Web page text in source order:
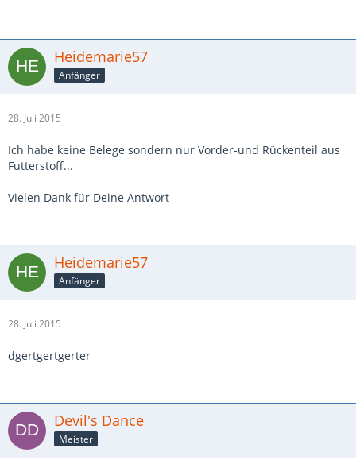
Heidemarie57
Anfänger
28. Juli 2015
Ich habe keine Belege sondern nur Vorder-und Rückenteil aus
Futterstoff...
Vielen Dank für Deine Antwort
Heidemarie57
Anfänger
28. Juli 2015
dgertgertgerter
Devil's Dance
Meister